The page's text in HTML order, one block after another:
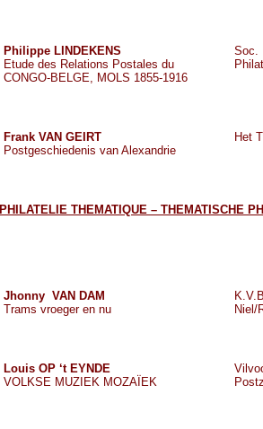
Philippe LINDEKENS
Etude des Relations Postales du
CONGO-BELGE, MOLS 1855-1916
Soc.
Frank VAN GEIRT
Postgeschiedenis van Alexandrie
Het
PHILATELIE THEMATIQUE – THEMATISCHE
Jhonny VAN DAM
Trams vroeger en nu
Niel/
Louis OP ‘t EYNDE
VOLKSE MUZIEK MOZAÏEK